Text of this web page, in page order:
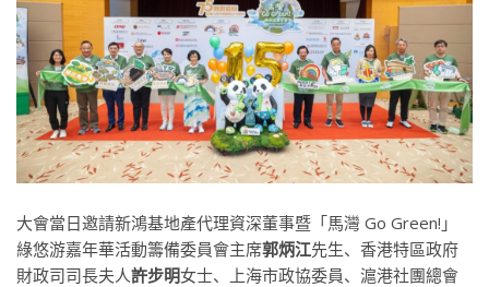
大會當日邀請新鴻基地產代理資深董事暨「馬灣 Go Green!」
綠悠游嘉年華活動籌備委員會主席郭炳江先生、香港特區政府
財政司司長夫人許步明女士、上海市政協委員、滬港社團總會